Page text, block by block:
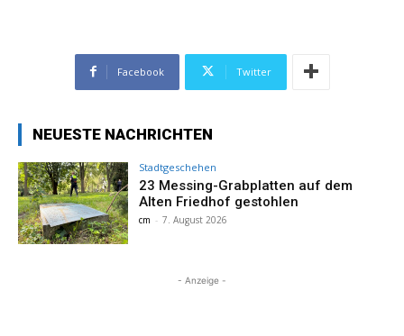
Facebook Twitter
NEUESTE NACHRICHTEN
Stadtgeschehen
23 Messing-Grabplatten auf dem
Alten Friedhof gestohlen
cm - 7. August 2026
- Anzeige -